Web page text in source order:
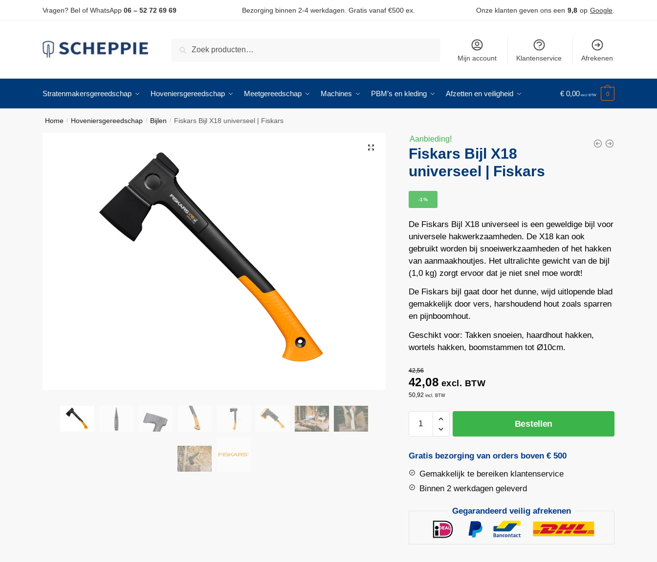
Vragen? Bel of WhatsApp 06 – 52 72 69 69 Bezorging binnen 2-4 werkdagen. Gratis vanaf €500 ex. Onze klanten geven ons een 9,8 op Google
Zoeken
Mijn account Klantenservice Afrekenen
Stratenmakersgereedschap Hoveniersgereedschap Meetgereedschap Machines PBM’s en kleding Afzetten en veiligheid € 0,00 0
Home / Hoveniersgereedschap / Bijlen / Fiskars Bijl X18 universeel | Fiskars
🔍
Aanbieding!
Fiskars Bijl X18
universeel | Fiskars
-1%
De Fiskars Bijl X18 universeel is een geweldige bijl voor
universele hakwerkzaamheden. De X18 kan ook
gebruikt worden bij snoeiwerkzaamheden of het hakken
van aanmaakhoutjes. Het ultralichte gewicht van de bijl
(1,0 kg) zorgt ervoor dat je niet snel moe wordt!
De Fiskars bijl gaat door het dunne, wijd uitlopende blad
gemakkelijk door vers, harshoudend hout zoals sparren
en pijnboomhout.
Geschikt voor: Takken snoeien, haardhout hakken,
wortels hakken, boomstammen tot Ø10cm.
42,56
42,08 excl. BTW
50,92 incl. BTW
Bijl
universeel
Fiskars
aantal
Bestellen
Gratis bezorging van orders boven € 500
Gemakkelijk te bereiken klantenservice
Binnen 2 werkdagen geleverd
Gegarandeerd veilig afrekenen